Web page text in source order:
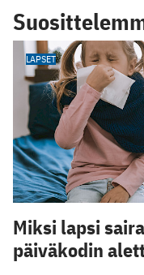
LAPSET
Miksi lapsi
päiväkodin